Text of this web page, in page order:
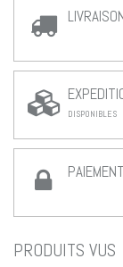
DISPONIBLES
PRODUITS VUS